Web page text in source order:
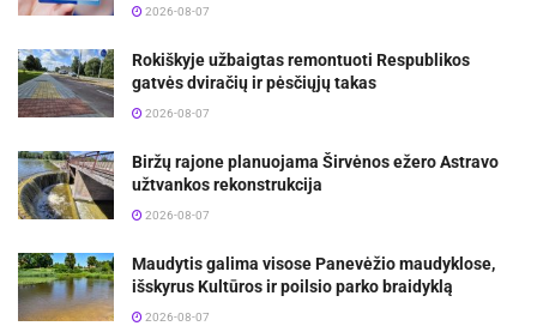
2026-08-07
Rokiškyje užbaigtas remontuoti Respublikos
gatvės dviračių ir pėsčiųjų takas
2026-08-07
Biržų rajone planuojama Širvėnos ežero Astravo
užtvankos rekonstrukcija
2026-08-07
Maudytis galima visose Panevėžio maudyklose,
išskyrus Kultūros ir poilsio parko braidyklą
2026-08-07